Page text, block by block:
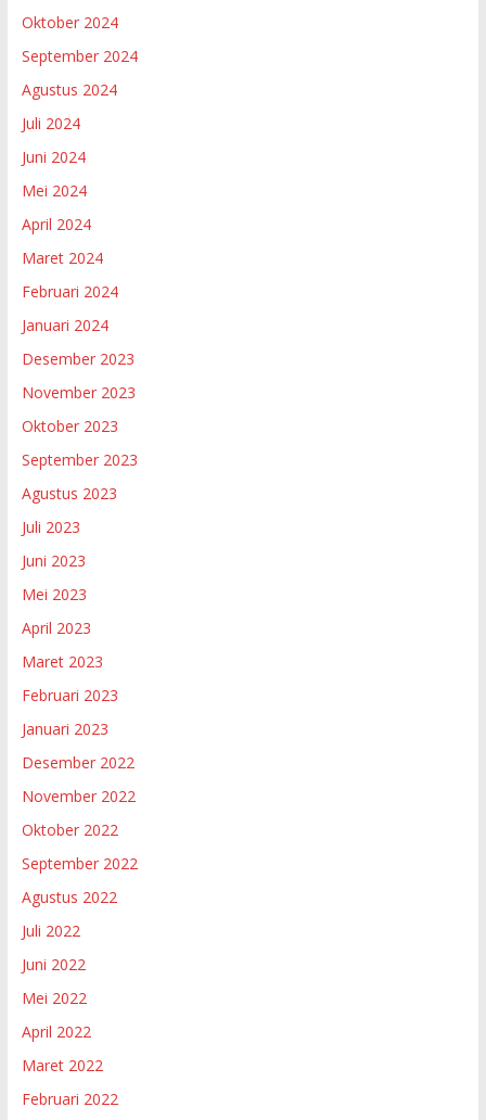
Oktober 2024
September 2024
Agustus 2024
Juli 2024
Juni 2024
Mei 2024
April 2024
Maret 2024
Februari 2024
Januari 2024
Desember 2023
November 2023
Oktober 2023
September 2023
Agustus 2023
Juli 2023
Juni 2023
Mei 2023
April 2023
Maret 2023
Februari 2023
Januari 2023
Desember 2022
November 2022
Oktober 2022
September 2022
Agustus 2022
Juli 2022
Juni 2022
Mei 2022
April 2022
Maret 2022
Februari 2022